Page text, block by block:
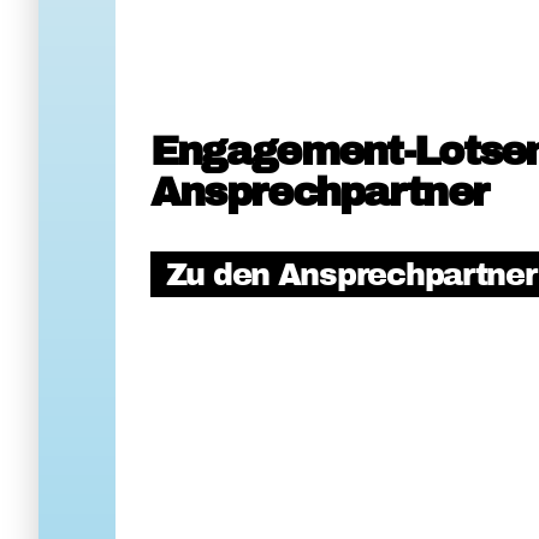
Engagement-
Ansprechpartner
Zu den